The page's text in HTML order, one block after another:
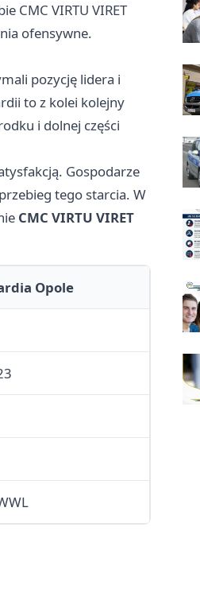
CMC VIRTU VIRET
ofensywne.
pozycję lidera i
to z kolei kolejny
i dolnej części
Gospodarze
tego starcia. W
CMC VIRTU VIRET
Opole